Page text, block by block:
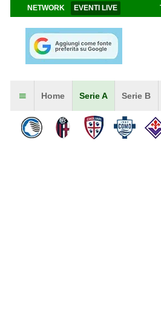
NETWORK EVENTI LIVE
Home Serie A Serie B